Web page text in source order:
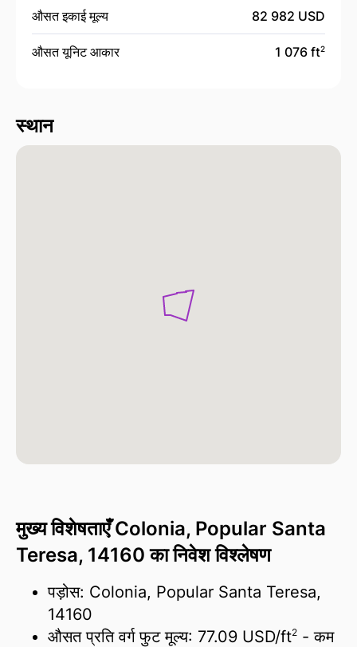
औसत इकाई मूल्य 82 982 USD
औसत यूनिट आकार 1 076 ft2
स्थान
मुख्य विशेषताएँ Colonia, Popular Santa
Teresa, 14160 का निवेश विश्लेषण
पड़ोस: Colonia, Popular Santa Teresa,
14160
औसत प्रति वर्ग फुट मूल्य: 77.09 USD/ft2 - कम